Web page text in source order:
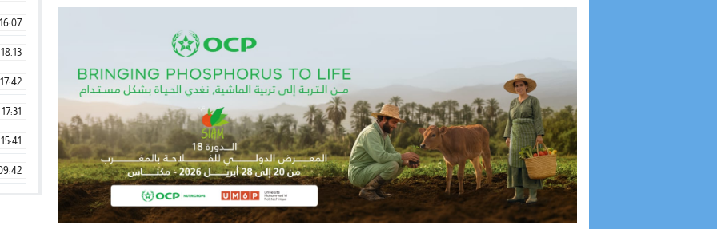
16:07
18:13
17:42
17:31
15:41